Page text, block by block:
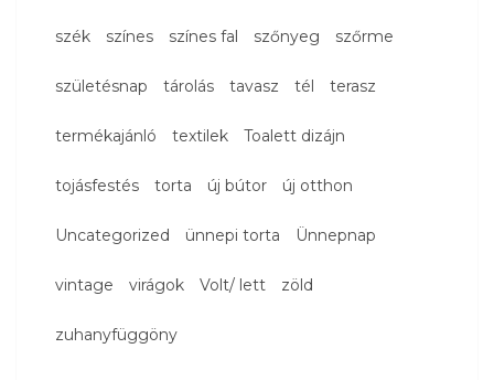
szék színes színes fal szőnyeg szőrme
születésnap tárolás tavasz tél terasz
termékajánló textilek Toalett dizájn
tojásfestés torta új bútor új otthon
Uncategorized ünnepi torta Ünnepnap
vintage virágok Volt/ lett zöld
zuhanyfüggöny